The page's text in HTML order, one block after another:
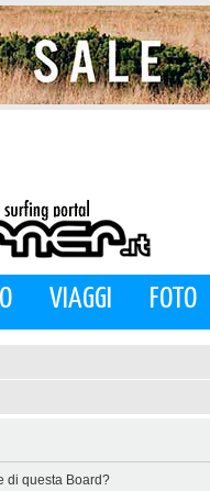
VIAGGI FOTO
di questa Board?